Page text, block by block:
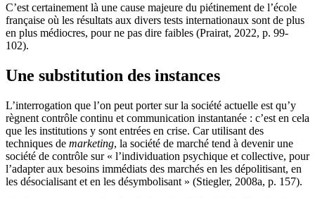
C’est certainement là une cause majeure du piétinement de l’école
française où les résultats aux divers tests internationaux sont de plus
en plus médiocres, pour ne pas dire faibles (Prairat, 2022, p. 99-
102).
Une substitution des instances
L’interrogation que l’on peut porter sur la société actuelle est qu’y
règnent contrôle continu et communication instantanée : c’est en cela
que les institutions y sont entrées en crise. Car utilisant des
techniques de marketing, la société de marché tend à devenir une
société de contrôle sur « l’individuation psychique et collective, pour
l’adapter aux besoins immédiats des marchés en les dépolitisant, en
les désocialisant et en les désymbolisant » (Stiegler, 2008a, p. 157).